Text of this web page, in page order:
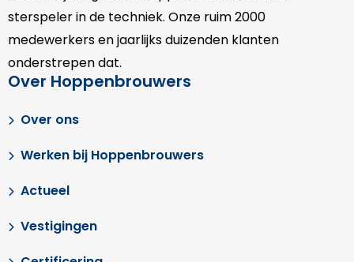
sterspeler in de techniek. Onze ruim 2000
medewerkers en jaarlijks duizenden klanten
onderstrepen dat.
Over Hoppenbrouwers
Over ons
Werken bij Hoppenbrouwers
Actueel
Vestigingen